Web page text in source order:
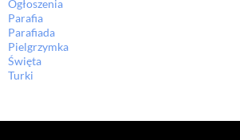
Ogłoszenia
Parafia
Parafiada
Pielgrzymka
Święta
Turki